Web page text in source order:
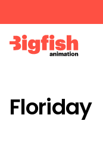
Werk
Floriday